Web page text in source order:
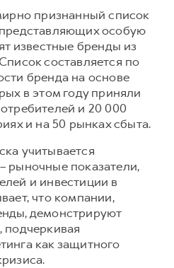
клиентам
клиентов
признанный список
особую
известные бренды из
составляется по
бренда на основе
в этом году приняли
и 20 000
и на 50 рынках сбыта.
учитывается
рыночные показатели,
и инвестиции в
что компании,
демонстрируют
как защитного